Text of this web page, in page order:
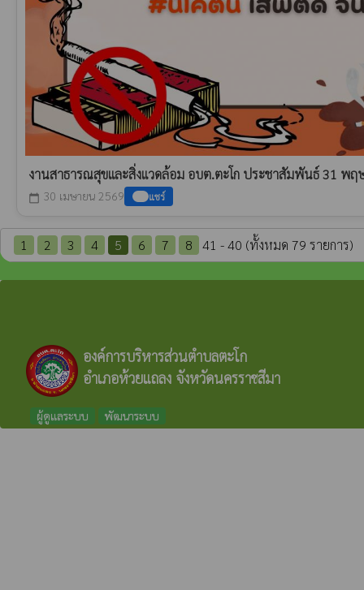
งานสาธารณสุขและสิ่งแวดล้อม อบต.ตะโก ประชาสัมพันธ์ 31 พฤ
calendar_today 30 เมษายน 2569 แชร์
1 2 3 4 5 6 7 8 41 - 40 (ทั้งหมด 79 รายการ)
องค์การบริหารส่วนตำบลตะโก
อำเภอห้วยแถลง จังหวัดนครราชสีมา
ผู้ดูแลระบบ พัฒนาระบบ